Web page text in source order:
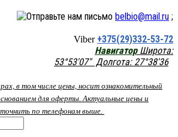
belbio@mail.ru ;
Viber +375(29)332-53-72
НавигаторШирота:
53°53'07" Долгота: 27°38'36
в том числе цены, носит ознакомительный
для оферты. Актуальные цены и
по телефонам выше.